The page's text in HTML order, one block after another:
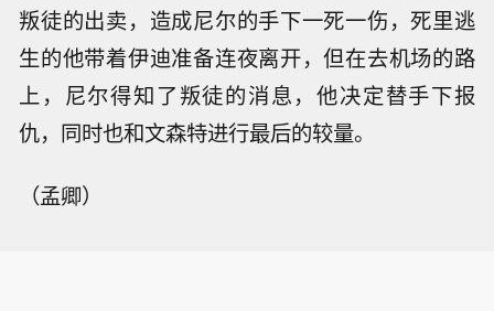
叛徒的出卖，造成尼尔的手下一死一伤，死里逃
生的他带着伊迪准备连夜离开，但在去机场的路
上，尼尔得知了叛徒的消息，他决定替手下报
仇，同时也和文森特进行最后的较量。
（孟卿）